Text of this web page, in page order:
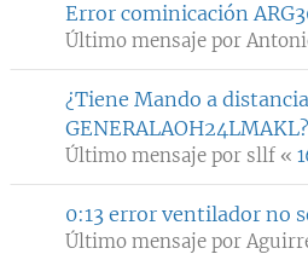
Error cominicación
Último mensaje por
¿Tiene Mando a
GENERALAOH24LMAKL?
Último mensaje por sllf «
0:13 error ventilador no
Último mensaje por